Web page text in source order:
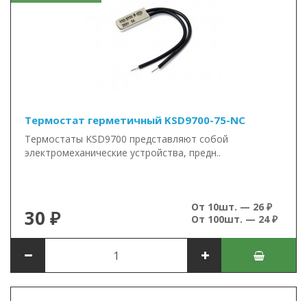
Термостат герметичный KSD9700-75-NC
Термостаты KSD9700 представляют собой
электромеханические устройства, предн..
30 ₽
От 10шт. — 26 ₽
От 100шт. — 24 ₽